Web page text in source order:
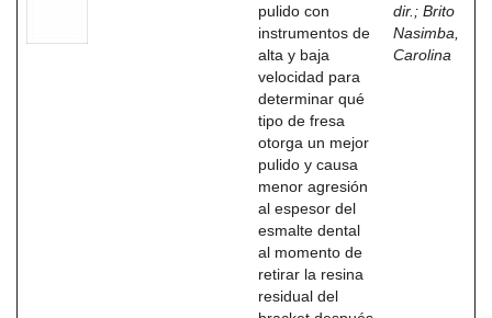
pulido con
instrumentos de
alta y baja
velocidad para
determinar qué
tipo de fresa
otorga un mejor
pulido y causa
menor agresión
al espesor del
esmalte dental
al momento de
retirar la resina
residual del
dir. ; Brito
Nasimba,
Carolina